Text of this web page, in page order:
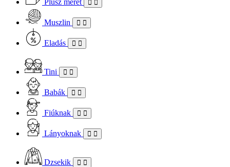
Plusz méret
Muszlin
Eladás
Tini
Babák
Fiúknak
Lányoknak
Dzsekik